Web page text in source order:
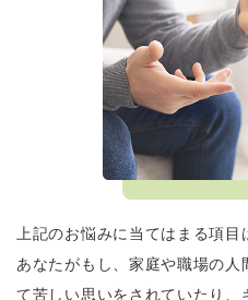
上記のお悩みに当てはまる項目
あなたがもし、家庭や職場の人
て苦しい思いをされていたり